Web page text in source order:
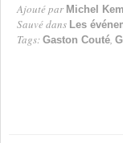
Ajouté par Michel
Sauvé dans Les
Tags: Gaston Couté,